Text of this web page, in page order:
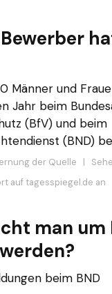
Männer und
Jahr beim
(BfV) und beim
(BND)
der Quelle |
auf tagesspiegel.de an
man um
beim BND